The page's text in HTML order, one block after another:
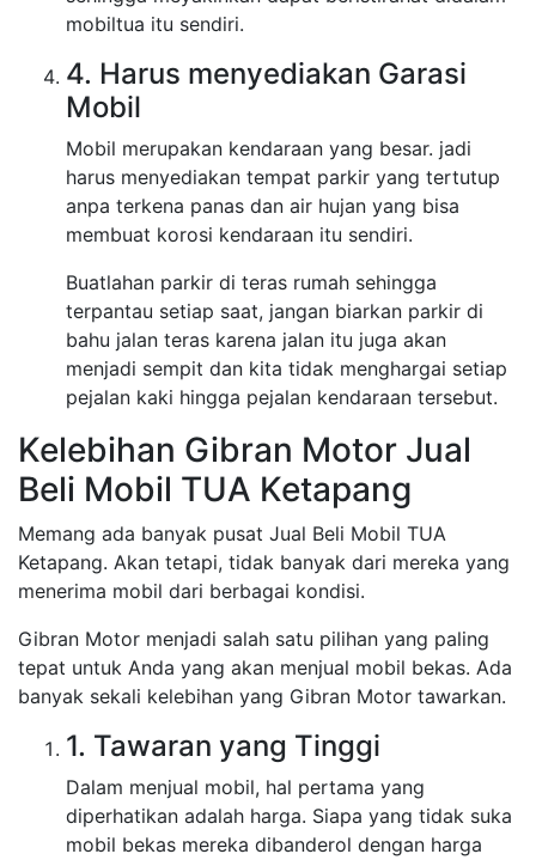
mobiltua itu sendiri.
4. Harus menyediakan Garasi
Mobil
Mobil merupakan kendaraan yang besar. jadi
harus menyediakan tempat parkir yang tertutup
anpa terkena panas dan air hujan yang bisa
membuat korosi kendaraan itu sendiri.
Buatlahan parkir di teras rumah sehingga
terpantau setiap saat, jangan biarkan parkir di
bahu jalan teras karena jalan itu juga akan
menjadi sempit dan kita tidak menghargai setiap
pejalan kaki hingga pejalan kendaraan tersebut.
Kelebihan Gibran Motor Jual
Beli Mobil TUA Ketapang
Memang ada banyak pusat Jual Beli Mobil TUA
Ketapang. Akan tetapi, tidak banyak dari mereka yang
menerima mobil dari berbagai kondisi.
Gibran Motor menjadi salah satu pilihan yang paling
tepat untuk Anda yang akan menjual mobil bekas. Ada
banyak sekali kelebihan yang Gibran Motor tawarkan.
1. Tawaran yang Tinggi
Dalam menjual mobil, hal pertama yang
diperhatikan adalah harga. Siapa yang tidak suka
mobil bekas mereka dibanderol dengan harga